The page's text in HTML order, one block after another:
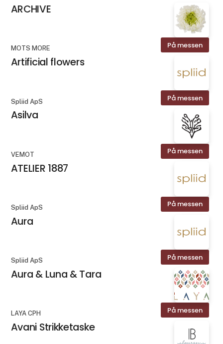
ARCHIVE
På messen
MOTS MORE
Artificial flowers
På messen
Spliid ApS
Asilva
På messen
VEMOT
ATELIER 1887
På messen
Spliid ApS
Aura
På messen
Spliid ApS
Aura & Luna & Tara
På messen
LAYA CPH
Avani Strikketaske